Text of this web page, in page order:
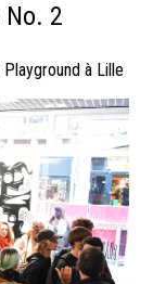
No. 2
à Lille